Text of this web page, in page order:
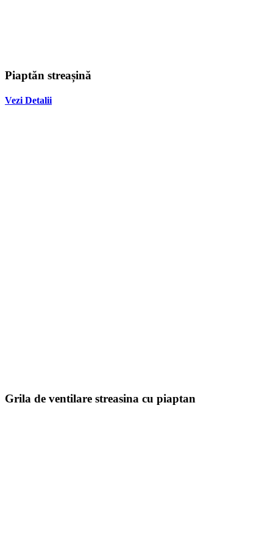
Piaptăn streașină
Vezi Detalii
Grila de ventilare streasina cu piaptan